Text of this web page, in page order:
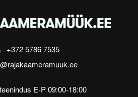
+372 5786 7535
E-P 09:00-18:00